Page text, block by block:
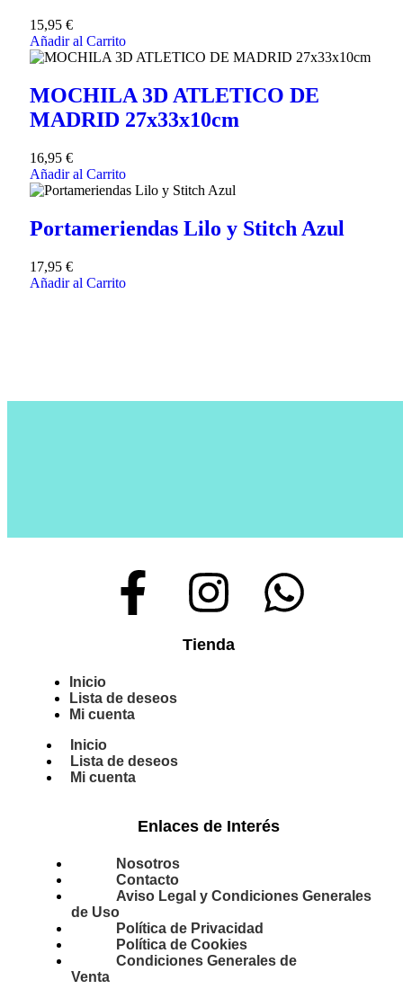
15,95 €
Añadir al Carrito
MOCHILA 3D ATLETICO DE
MADRID 27x33x10cm
16,95 €
Añadir al Carrito
Portameriendas Lilo y Stitch Azul
17,95 €
Añadir al Carrito
Tienda
Inicio
Lista de deseos
Mi cuenta
Inicio
Lista de deseos
Mi cuenta
Enlaces de Interés
Nosotros
Contacto
Aviso Legal y Condiciones Generales
de Uso
Política de Privacidad
Política de Cookies
Condiciones Generales de
Venta